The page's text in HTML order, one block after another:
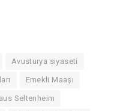
Avusturya siyaseti
Emekli Maaşı
Seltenheim